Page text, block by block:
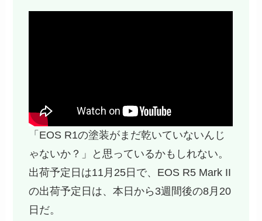
「EOS R1の塗装がまだ乾いていないんじ
ゃないか？」と思っているかもしれない。
出荷予定日は11月25日で、EOS R5 Mark II
の出荷予定日は、本日から3週間後の8月20
日だ。